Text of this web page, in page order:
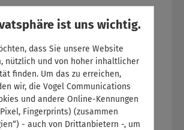
ist uns wichtig.
dass Sie unsere Website
nützlich und von hoher inhaltlicher
finden. Um das zu erreichen,
wir, die Vogel Communications
und andere Online-Kennungen
Fingerprints) (zusammen
- auch von Drittanbietern -, um